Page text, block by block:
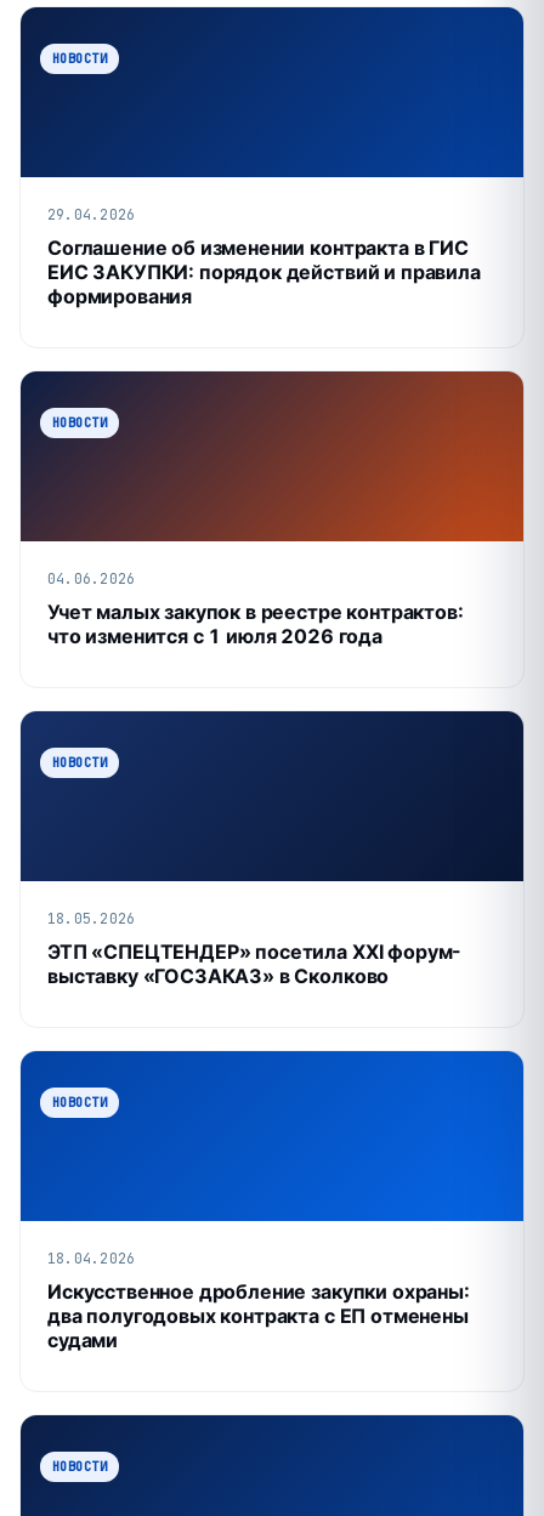
НОВОСТИ
29.04.2026
Соглашение об изменении контракта в ГИС
ЕИС ЗАКУПКИ: порядок действий и правила
формирования
НОВОСТИ
04.06.2026
Учет малых закупок в реестре контрактов:
что изменится с 1 июля 2026 года
НОВОСТИ
18.05.2026
ЭТП «СПЕЦТЕНДЕР» посетила XXI форум-
выставку «ГОСЗАКАЗ» в Сколково
НОВОСТИ
18.04.2026
Искусственное дробление закупки охраны:
два полугодовых контракта с ЕП отменены
судами
НОВОСТИ